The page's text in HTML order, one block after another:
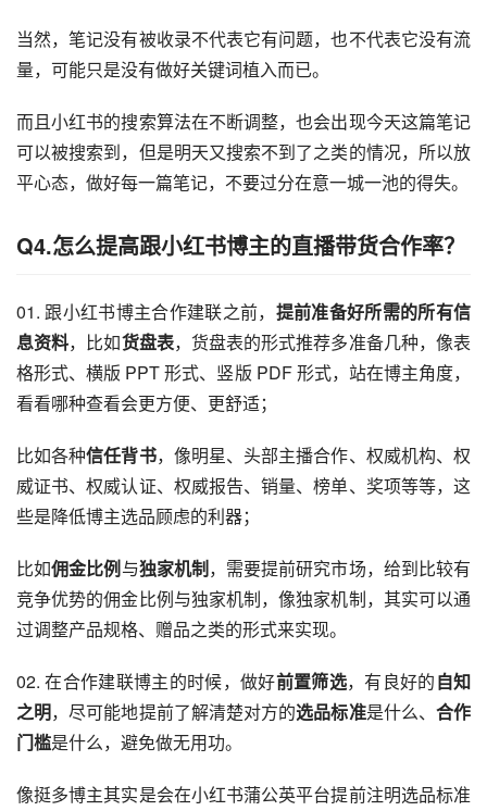
当然，笔记没有被收录不代表它有问题，也不代表它没有流
量，可能只是没有做好关键词植入而已。
而且小红书的搜索算法在不断调整，也会出现今天这篇笔记
可以被搜索到，但是明天又搜索不到了之类的情况，所以放
平心态，做好每一篇笔记，不要过分在意一城一池的得失。
Q4.怎么提高跟小红书博主的直播带货合作率？
01. 跟小红书博主合作建联之前， 提前准备好所需的所有信
息资料，比如货盘表，货盘表的形式推荐多准备几种，像表
格形式、横版 PPT 形式、竖版 PDF 形式，站在博主角度，
看看哪种查看会更方便、更舒适；
比如各种信任背书，像明星、头部主播合作、权威机构、权
威证书、权威认证、权威报告、销量、榜单、奖项等等，这
些是降低博主选品顾虑的利器；
比如佣金比例与独家机制，需要提前研究市场，给到比较有
竞争优势的佣金比例与独家机制，像独家机制，其实可以通
过调整产品规格、赠品之类的形式来实现。
02. 在合作建联博主的时候，做好前置筛选，有良好的自知
之明，尽可能地提前了解清楚对方的选品标准是什么、 合作
门槛是什么，避免做无用功。
像挺多博主其实是会在小红书蒲公英平台提前注明选品标准